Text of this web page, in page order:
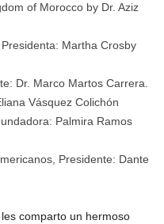
of Morocco by Dr. Aziz
Martha Crosby
Dr. Marco Martos Carrera.
Vásquez Colichón
Palmira Ramos
Presidente: Dante
comparto un hermoso